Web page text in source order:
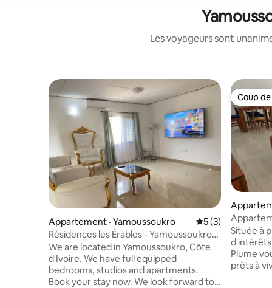
Les voyageurs sont
Appartement · Yamoussoukro Note moyenne
5 (3)
Résidences les Érables - Yamoussoukro
Millionnaire
We are located in Yamoussoukro, Côte
d'Ivoire. We have full equipped
bedrooms, studios and apartments.
Book your stay now. We look forward to
Coup
Coup
o
Calme -
Située à
d'intérêts
Plume
prêts à